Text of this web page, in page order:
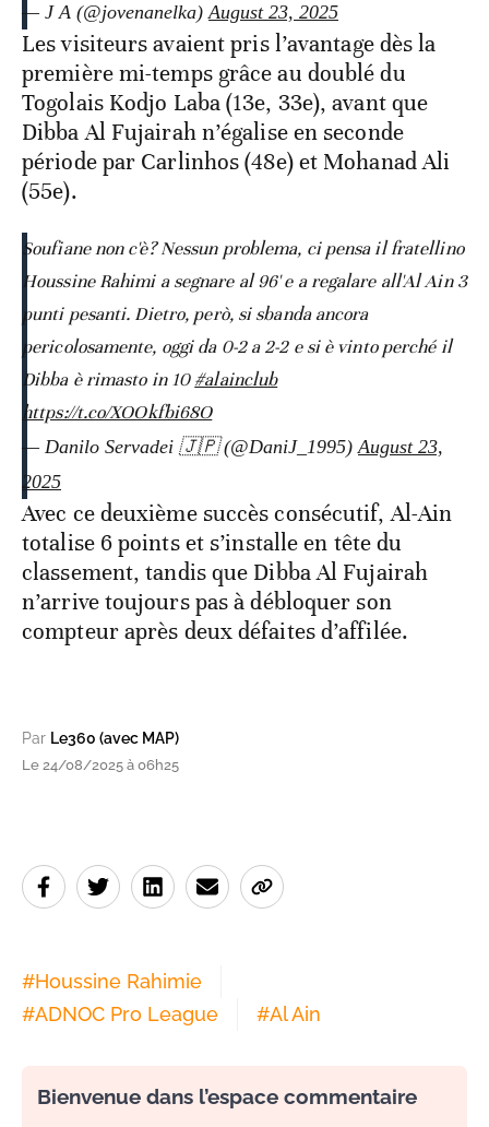
— J A (@jovenanelka)August 23, 2025
Les visiteurs avaient pris l’avantage dès la
première mi-temps grâce au doublé du
Togolais Kodjo Laba (13e, 33e), avant que
Dibba Al Fujairah n’égalise en seconde
période par Carlinhos (48e) et Mohanad Ali
(55e).
Soufiane non c'è? Nessun problema, ci pensa il fratellino
Houssine Rahimi a segnare al 96' e a regalare all'Al Ain 3
punti pesanti. Dietro, però, si sbanda ancora
pericolosamente, oggi da 0-2 a 2-2 e si è vinto perché il
Dibba è rimasto in 10#alainclub
https://t.co/XOOkfbi68O
— Danilo Servadei 🇯🇵 (@DaniJ_1995)August 23,
2025
Avec ce deuxième succès consécutif, Al-Ain
totalise 6 points et s’installe en tête du
classement, tandis que Dibba Al Fujairah
n’arrive toujours pas à débloquer son
compteur après deux défaites d’affilée.
Par Le360 (avec MAP)
Le 24/08/2025 à 06h25
#Houssine Rahimie
#ADNOC Pro League #Al Ain
Bienvenue dans l’espace commentaire